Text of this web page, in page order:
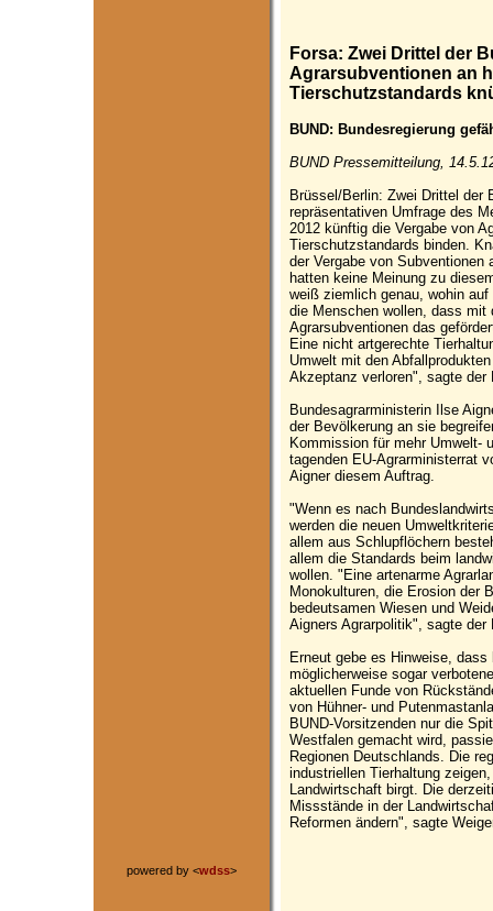
powered by <wdss>
Forsa: Zwei Drittel der
Agrarsubventionen an
Tierschutzstandards
BUND: Bundesregierung
BUND Pressemitteilung,
Brüssel/Berlin: Zwei Drittel der
repräsentativen Umfrage des
2012 künftig die Vergabe von
Tierschutzstandards binden.
der Vergabe von
hatten keine Meinung zu
weiß ziemlich genau, wohin
die Menschen wollen, dass mit
Agrarsubventionen das
Eine nicht artgerechte
Umwelt mit den
Akzeptanz verloren", sagte der
Bundesagrarministerin Ilse
der Bevölkerung an sie
Kommission für mehr Umwelt-
tagenden EU-Agrarministerrat
Aigner diesem Auftrag.
"Wenn es nach
werden die neuen
allem aus Schlupflöchern
allem die Standards beim
wollen. "Eine artenarme
Monokulturen, die Erosion der
bedeutsamen Wiesen und
Aigners Agrarpolitik", sagte der
Erneut gebe es Hinweise,
möglicherweise sogar
aktuellen Funde von
von Hühner- und
BUND-Vorsitzenden nur die
Westfalen gemacht wird,
Regionen Deutschlands. Die
industriellen Tierhaltung
Landwirtschaft birgt. Die
Missstände in der
Reformen ändern", sagte